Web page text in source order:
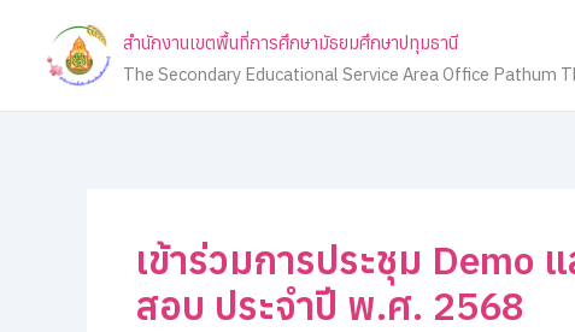
content
สำนักงานเขตพื้นที่การศึกษามัธยมศึกษาปทุมธานี
The Secondary Educational Service Area Office Pathum
เข้าร่วมการประชุม Demo
สอบ ประจำปี พ.ศ. 2568